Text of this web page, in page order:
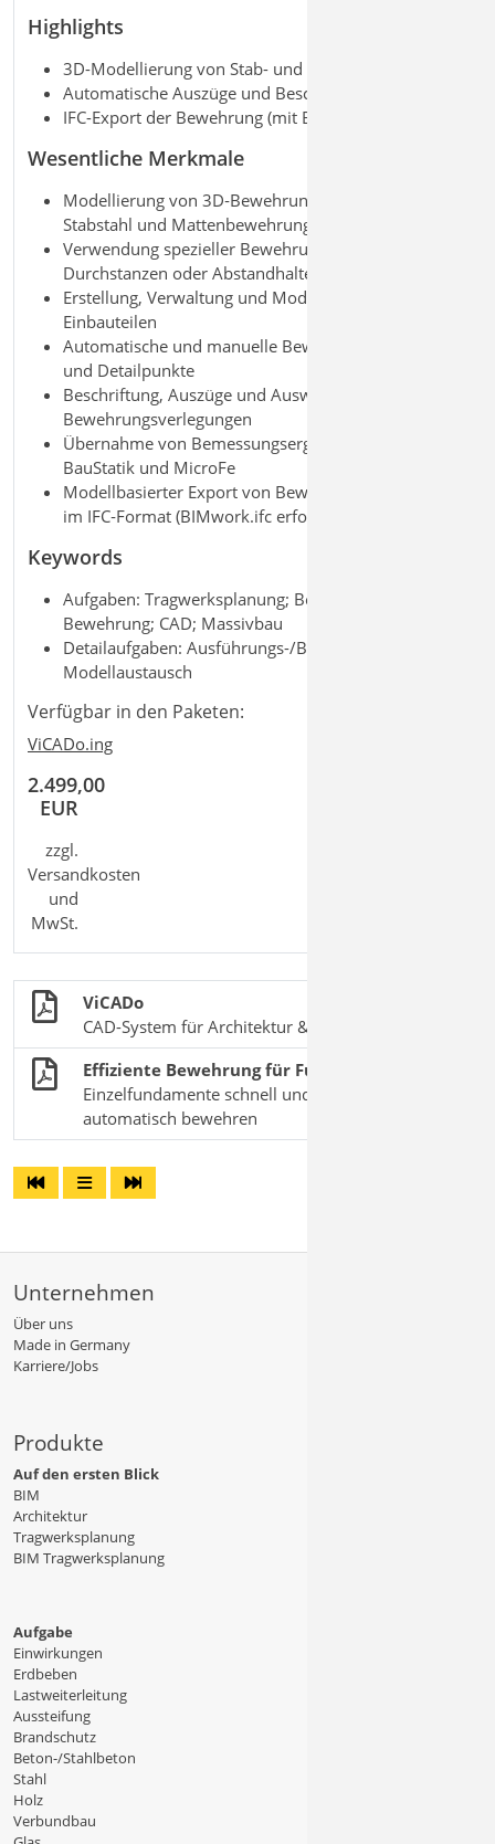
Highlights
3D-Modellierung von Stab- und Mattenbewehrung
Automatische Auszüge und Beschriftungen
IFC-Export der Bewehrung (mit BIMwork.ifc)
Wesentliche Merkmale
Modellierung von 3D‑Bewehrungsobjekten aus
Stabstahl und Mattenbewehrung
Verwendung spezieller Bewehrungsobjekte, z. B. für
Durchstanzen oder Abstandhalter
Erstellung, Verwaltung und Modellierung von
Einbauteilen
Automatische und manuelle Bewehrung für Bauteile
und Detailpunkte
Beschriftung, Auszüge und Auswertung der
Bewehrungsverlegungen
Übernahme von Bemessungsergebnissen aus
BauStatik und MicroFe
Modellbasierter Export von Bewehrung und Mengen
im IFC‑Format (BIMwork.ifc erforderlich)
Keywords
Aufgaben: Tragwerksplanung; Beton-/Stahlbetonbau;
Bewehrung; CAD; Massivbau
Detailaufgaben: Ausführungs-/Bewehrungsplanung;
Modellaustausch
Verfügbar in den Paketen:
ViCADo.ing
2.499,00
EUR
zzgl.
Versandkosten
und
MwSt.
ViCADo
CAD-System für Architektur & Tragwerksplanung
Effiziente Bewehrung für Fundamente
Einzelfundamente schnell und einfach
automatisch bewehren
Unternehmen
Über uns
Made in Germany
Karriere/Jobs
Produkte
Auf den ersten Blick
BIM
Architektur
Tragwerksplanung
BIM Tragwerksplanung
Aufgabe
Einwirkungen
Erdbeben
Lastweiterleitung
Aussteifung
Brandschutz
Beton-/Stahlbeton
Stahl
Holz
Verbundbau